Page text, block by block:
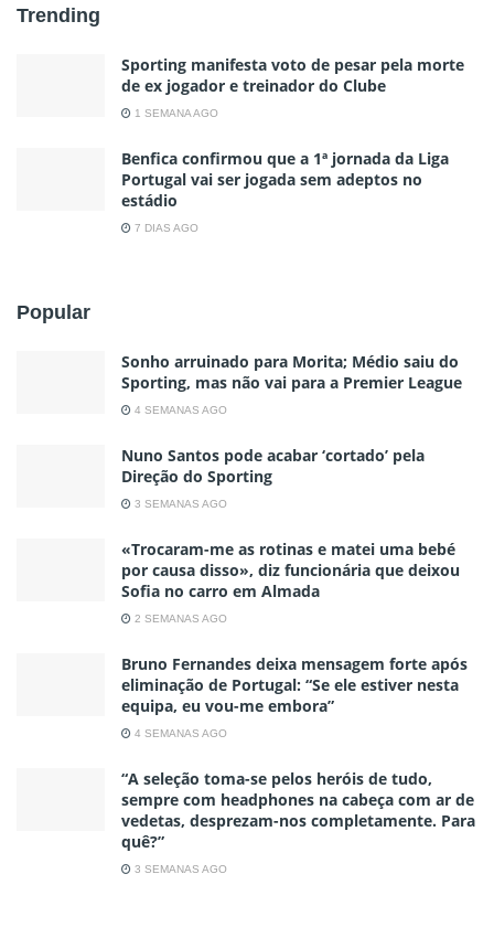
Trending
Sporting manifesta voto de pesar pela morte
de ex jogador e treinador do Clube
1 SEMANA AGO
Benfica confirmou que a 1ª jornada da Liga
Portugal vai ser jogada sem adeptos no
estádio
7 DIAS AGO
Popular
Sonho arruinado para Morita; Médio saiu do
Sporting, mas não vai para a Premier League
4 SEMANAS AGO
Nuno Santos pode acabar ‘cortado’ pela
Direção do Sporting
3 SEMANAS AGO
«Trocaram-me as rotinas e matei uma bebé
por causa disso», diz funcionária que deixou
Sofia no carro em Almada
2 SEMANAS AGO
Bruno Fernandes deixa mensagem forte após
eliminação de Portugal: “Se ele estiver nesta
equipa, eu vou-me embora”
4 SEMANAS AGO
“A seleção toma-se pelos heróis de tudo,
sempre com headphones na cabeça com ar de
vedetas, desprezam-nos completamente. Para
quê?”
3 SEMANAS AGO